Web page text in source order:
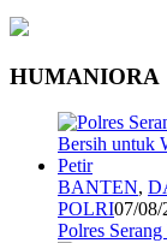
HUMANIORA
BANTEN,
POLRI07/08/
Polres